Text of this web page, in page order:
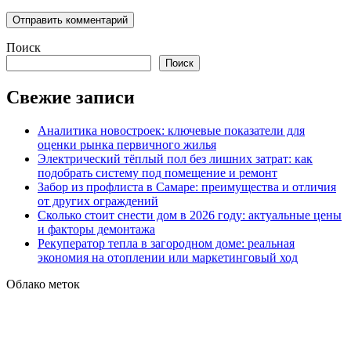
Поиск
Поиск
Свежие записи
Аналитика новостроек: ключевые показатели для
оценки рынка первичного жилья
Электрический тёплый пол без лишних затрат: как
подобрать систему под помещение и ремонт
Забор из профлиста в Самаре: преимущества и отличия
от других ограждений
Сколько стоит снести дом в 2026 году: актуальные цены
и факторы демонтажа
Рекуператор тепла в загородном доме: реальная
экономия на отоплении или маркетинговый ход
Облако меток